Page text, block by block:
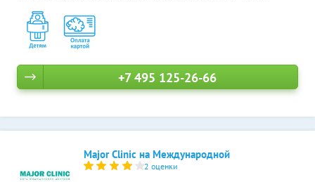
+7 495 125-26-66
Major Clinic на Международной
2 оценки